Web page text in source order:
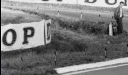
MOTOGP